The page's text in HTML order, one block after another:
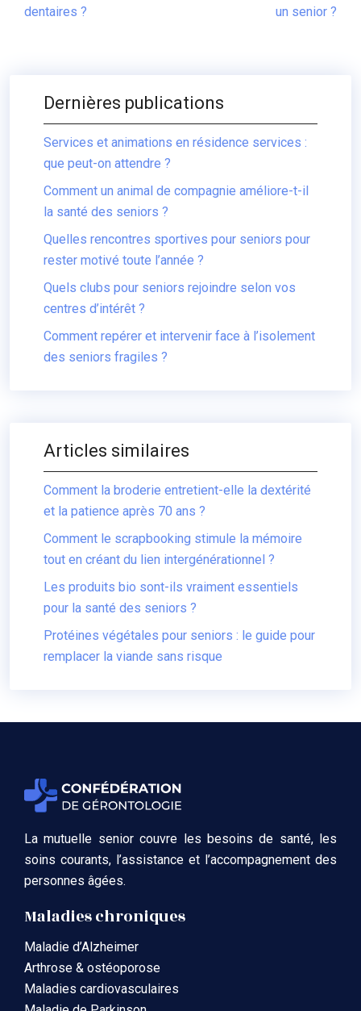
dentaires ?
un senior ?
Dernières publications
Services et animations en résidence services :
que peut-on attendre ?
Comment un animal de compagnie améliore-t-il
la santé des seniors ?
Quelles rencontres sportives pour seniors pour
rester motivé toute l’année ?
Quels clubs pour seniors rejoindre selon vos
centres d’intérêt ?
Comment repérer et intervenir face à l’isolement
des seniors fragiles ?
Articles similaires
Comment la broderie entretient-elle la dextérité
et la patience après 70 ans ?
Comment le scrapbooking stimule la mémoire
tout en créant du lien intergénérationnel ?
Les produits bio sont-ils vraiment essentiels
pour la santé des seniors ?
Protéines végétales pour seniors : le guide pour
remplacer la viande sans risque
La mutuelle senior couvre les besoins de santé, les
soins courants, l’assistance et l’accompagnement des
personnes âgées.
Maladies chroniques
Maladie d’Alzheimer
Arthrose & ostéoporose
Maladies cardiovasculaires